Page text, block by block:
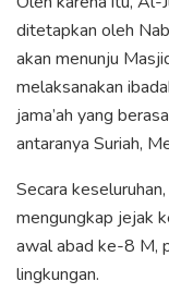
ditetapkan oleh
akan menunju
melaksanakan
jama’ah yang
antaranya Suriah,
Secara
mengungkap jejak
awal abad ke-8 M,
lingkungan.